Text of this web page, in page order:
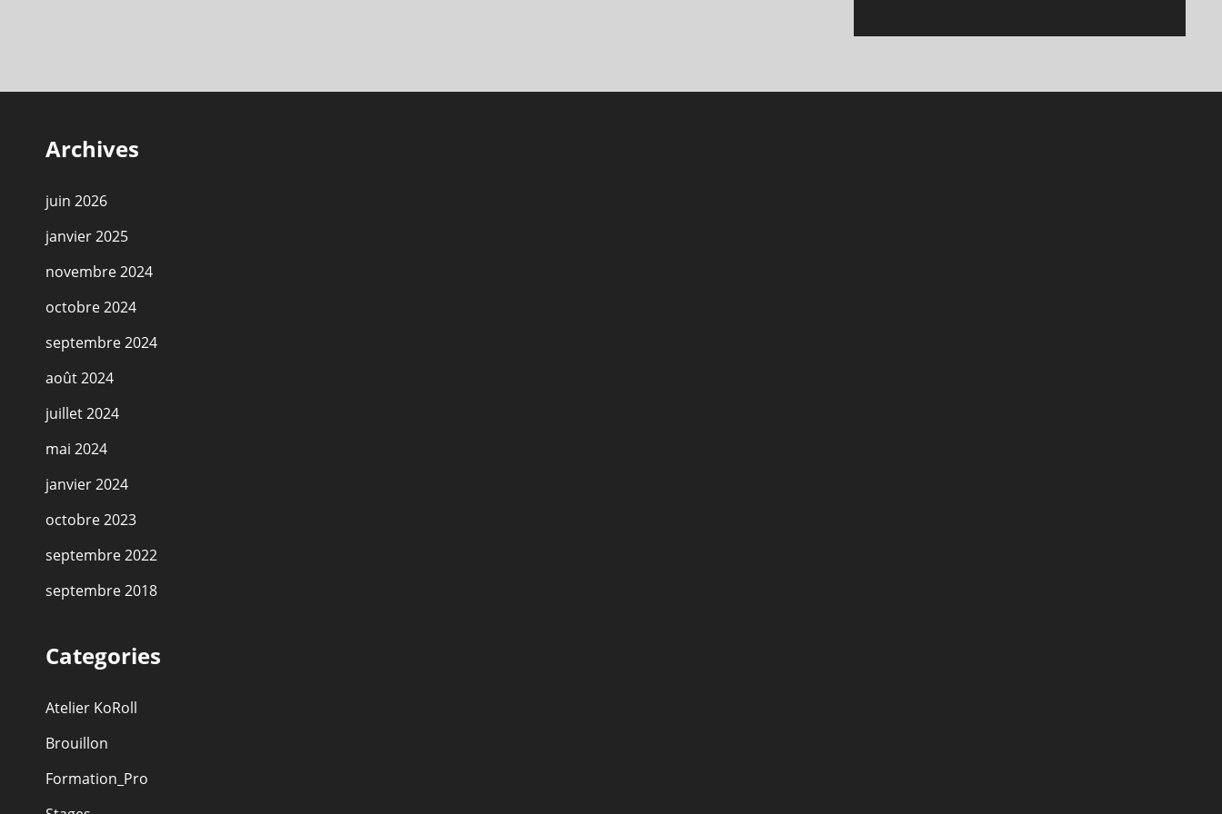
Archives
juin 2026
janvier 2025
novembre 2024
octobre 2024
septembre 2024
août 2024
juillet 2024
mai 2024
janvier 2024
octobre 2023
septembre 2022
septembre 2018
Categories
Atelier KoRoll
Brouillon
Formation_Pro